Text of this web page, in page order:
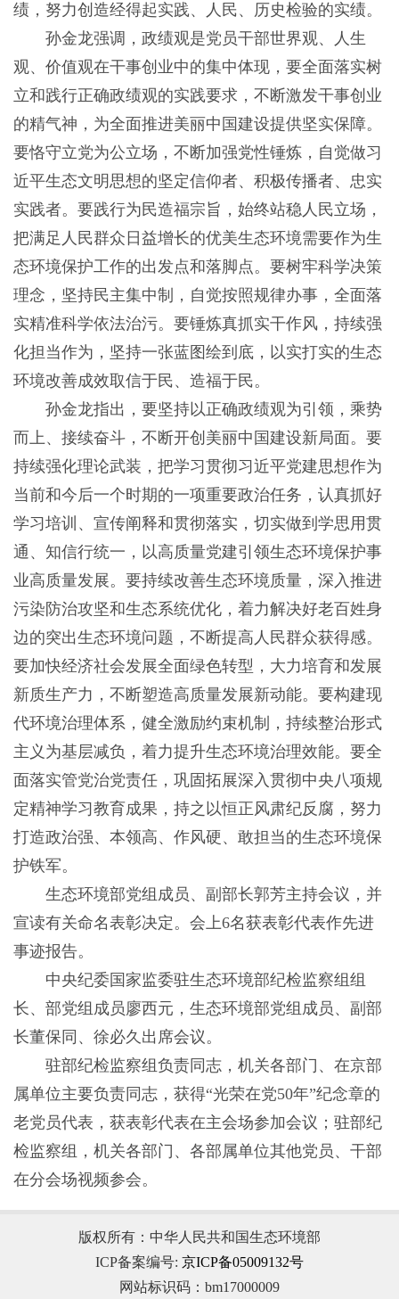
绩，努力创造经得起实践、人民、历史检验的实绩。
孙金龙强调，政绩观是党员干部世界观、人生
观、价值观在干事创业中的集中体现，要全面落实树
立和践行正确政绩观的实践要求，不断激发干事创业
的精气神，为全面推进美丽中国建设提供坚实保障。
要恪守立党为公立场，不断加强党性锤炼，自觉做习
近平生态文明思想的坚定信仰者、积极传播者、忠实
实践者。要践行为民造福宗旨，始终站稳人民立场，
把满足人民群众日益增长的优美生态环境需要作为生
态环境保护工作的出发点和落脚点。要树牢科学决策
理念，坚持民主集中制，自觉按照规律办事，全面落
实精准科学依法治污。要锤炼真抓实干作风，持续强
化担当作为，坚持一张蓝图绘到底，以实打实的生态
环境改善成效取信于民、造福于民。
孙金龙指出，要坚持以正确政绩观为引领，乘势
而上、接续奋斗，不断开创美丽中国建设新局面。要
持续强化理论武装，把学习贯彻习近平党建思想作为
当前和今后一个时期的一项重要政治任务，认真抓好
学习培训、宣传阐释和贯彻落实，切实做到学思用贯
通、知信行统一，以高质量党建引领生态环境保护事
业高质量发展。要持续改善生态环境质量，深入推进
污染防治攻坚和生态系统优化，着力解决好老百姓身
边的突出生态环境问题，不断提高人民群众获得感。
要加快经济社会发展全面绿色转型，大力培育和发展
新质生产力，不断塑造高质量发展新动能。要构建现
代环境治理体系，健全激励约束机制，持续整治形式
主义为基层减负，着力提升生态环境治理效能。要全
面落实管党治党责任，巩固拓展深入贯彻中央八项规
定精神学习教育成果，持之以恒正风肃纪反腐，努力
打造政治强、本领高、作风硬、敢担当的生态环境保
护铁军。
生态环境部党组成员、副部长郭芳主持会议，并
宣读有关命名表彰决定。会上6名获表彰代表作先进
事迹报告。
中央纪委国家监委驻生态环境部纪检监察组组
长、部党组成员廖西元，生态环境部党组成员、副部
长董保同、徐必久出席会议。
驻部纪检监察组负责同志，机关各部门、在京部
属单位主要负责同志，获得“光荣在党50年”纪念章的
老党员代表，获表彰代表在主会场参加会议；驻部纪
检监察组，机关各部门、各部属单位其他党员、干部
在分会场视频参会。
版权所有：中华人民共和国生态环境部
ICP备案编号: 京ICP备05009132号
网站标识码：bm17000009